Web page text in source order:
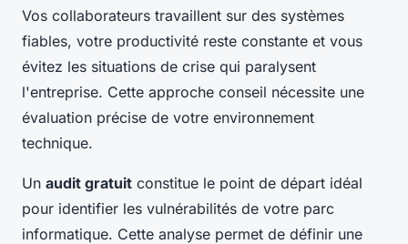
Vos collaborateurs travaillent sur des systèmes
fiables, votre productivité reste constante et vous
évitez les situations de crise qui paralysent
l'entreprise. Cette approche conseil nécessite une
évaluation précise de votre environnement
technique.
Un audit gratuit constitue le point de départ idéal
pour identifier les vulnérabilités de votre parc
informatique. Cette analyse permet de définir une